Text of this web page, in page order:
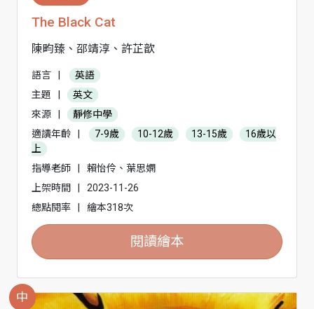
The Black Cat
陳畇臻、邵靖淳、許芷歆
語言
英語
主題
英文
來源
靜修中學
適讀年齡
7-9歲 10-12歲 13-15歲
16歲以
上
指導老師
賴怡伶、葉思嫻
上架時間
2023-11-26
總點閱率
繪本318次
閱讀繪本
中